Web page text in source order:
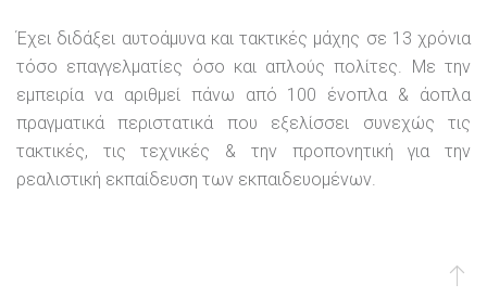
Έχει διδάξει αυτοάμυνα και τακτικές μάχης σε 13 χρόνια
τόσο επαγγελματίες όσο και απλούς πολίτες. Με την
εμπειρία να αριθμεί πάνω από 100 ένοπλα & άοπλα
πραγματικά περιστατικά που εξελίσσει συνεχώς τις
τακτικές, τις τεχνικές & την προπονητική για την
ρεαλιστική εκπαίδευση των εκπαιδευομένων.